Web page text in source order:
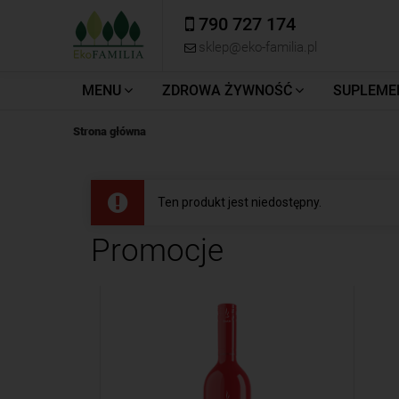
790 727 174
sklep@eko-familia.pl
MENU ZDROWA ŻYWNOŚĆ
Strona główna
Ten produkt jest niedostępny.
Promocje